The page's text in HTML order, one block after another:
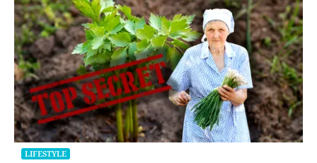
LIFESTYLE